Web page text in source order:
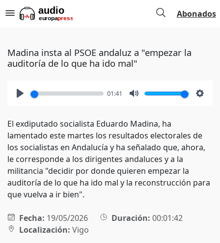
Abonados
Madina insta al PSOE andaluz a "empezar la
auditoría de lo que ha ido mal"
01:41
El exdiputado socialista Eduardo Madina, ha
lamentado este martes los resultados electorales de
los socialistas en Andalucía y ha señalado que, ahora,
le corresponde a los dirigentes andaluces y a la
militancia "decidir por donde quieren empezar la
auditoría de lo que ha ido mal y la reconstrucción para
que vuelva a ir bien".
Fecha: 19/05/2026 Duración: 00:01:42
Localización: Vigo